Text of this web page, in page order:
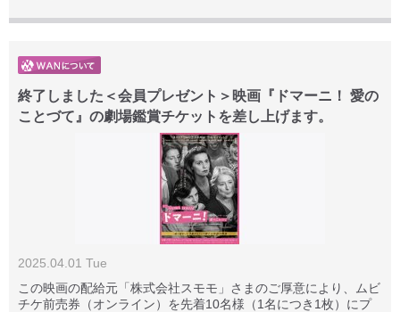
終了しました＜会員プレゼント＞映画『ドマーニ！ 愛の
ことづて』の劇場鑑賞チケットを差し上げます。
2025.04.01 Tue
この映画の配給元「株式会社スモモ」さまのご厚意により、ムビ
チケ前売券（オンライン）を先着10名様（1名につき1枚）にプ